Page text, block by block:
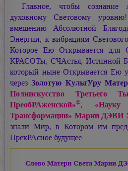
Главное, чтобы
духовному Световому
вмещению Абсолютной
Энергии, к вибрациям
Которое Ею Открывается
КРАСОТы, СЧАстья, Истинной
который ныне Открывается Ею
черезЗолотую КультУру
Полиискусство Третьего
ПреобРАженской»©,
Трансформации» Марии
знали Мир, в Котором им
ПрекРАсное будущее.
Слово Матери Света Марии